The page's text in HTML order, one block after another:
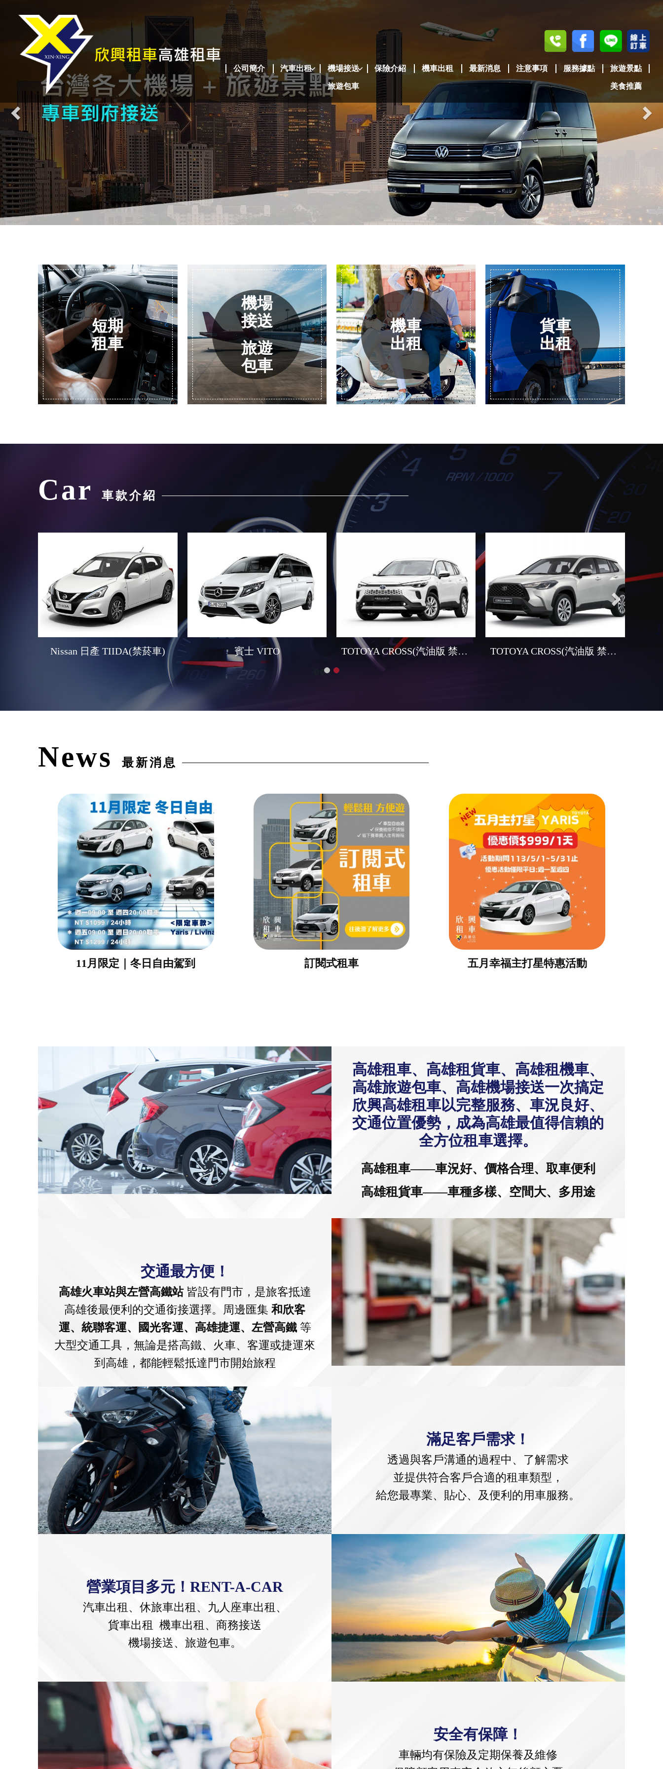
公司簡介 汽車出租 機場接送
旅遊包車
保險介紹 機車出租 最新消息 注意事項 服務據點 旅遊景點
美食推薦
短期
租車
機場
接送
旅遊
包車
機車
出租
貨車
出租
Car車款介紹
Nissan 日產 TIIDA(禁菸車) 賓士 VITO TOTOYA CROSS(汽油版 禁菸車)小改款 TOTOYA CROSS(汽油版 禁菸車)
News最新消息
11月限定｜冬日自由駕到 訂閱式租車 五月幸福主打星特惠活動
高雄租車、高雄租貨車、高雄租機車、
高雄旅遊包車、高雄機場接送一次搞定
欣興高雄租車以完整服務、車況良好、
交通位置優勢，成為高雄最值得信賴的
全方位租車選擇。
高雄租車——車況好、價格合理、取車便利
高雄租貨車——車種多樣、空間大、多用途
交通最方便！
高雄火車站與左營高鐵站皆設有門市，是旅客抵達
高雄後最便利的交通銜接選擇。周邊匯集和欣客
運、統聯客運、國光客運、高雄捷運、左營高鐵等
大型交通工具，無論是搭高鐵、火車、客運或捷運來
到高雄，都能輕鬆抵達門市開始旅程
滿足客戶需求！
透過與客戶溝通的過程中、了解需求
並提供符合客戶合適的租車類型，
給您最專業、貼心、及便利的用車服務。
營業項目多元！RENT-A-CAR
汽車出租、休旅車出租、九人座車出租、
貨車出租 機車出租、商務接送
機場接送、旅遊包車。
安全有保障！
車輛均有保險及定期保養及維修